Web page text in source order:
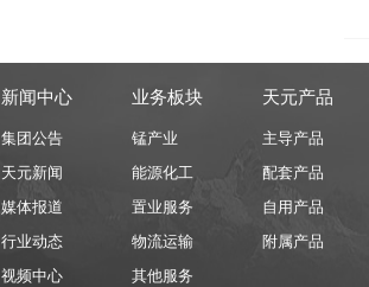
新闻中心
集团公告
天元新闻
媒体报道
行业动态
视频中心
业务板块
锰产业
能源化工
置业服务
物流运输
其他服务
天元产品
主导产品
配套产品
自用产品
附属产品